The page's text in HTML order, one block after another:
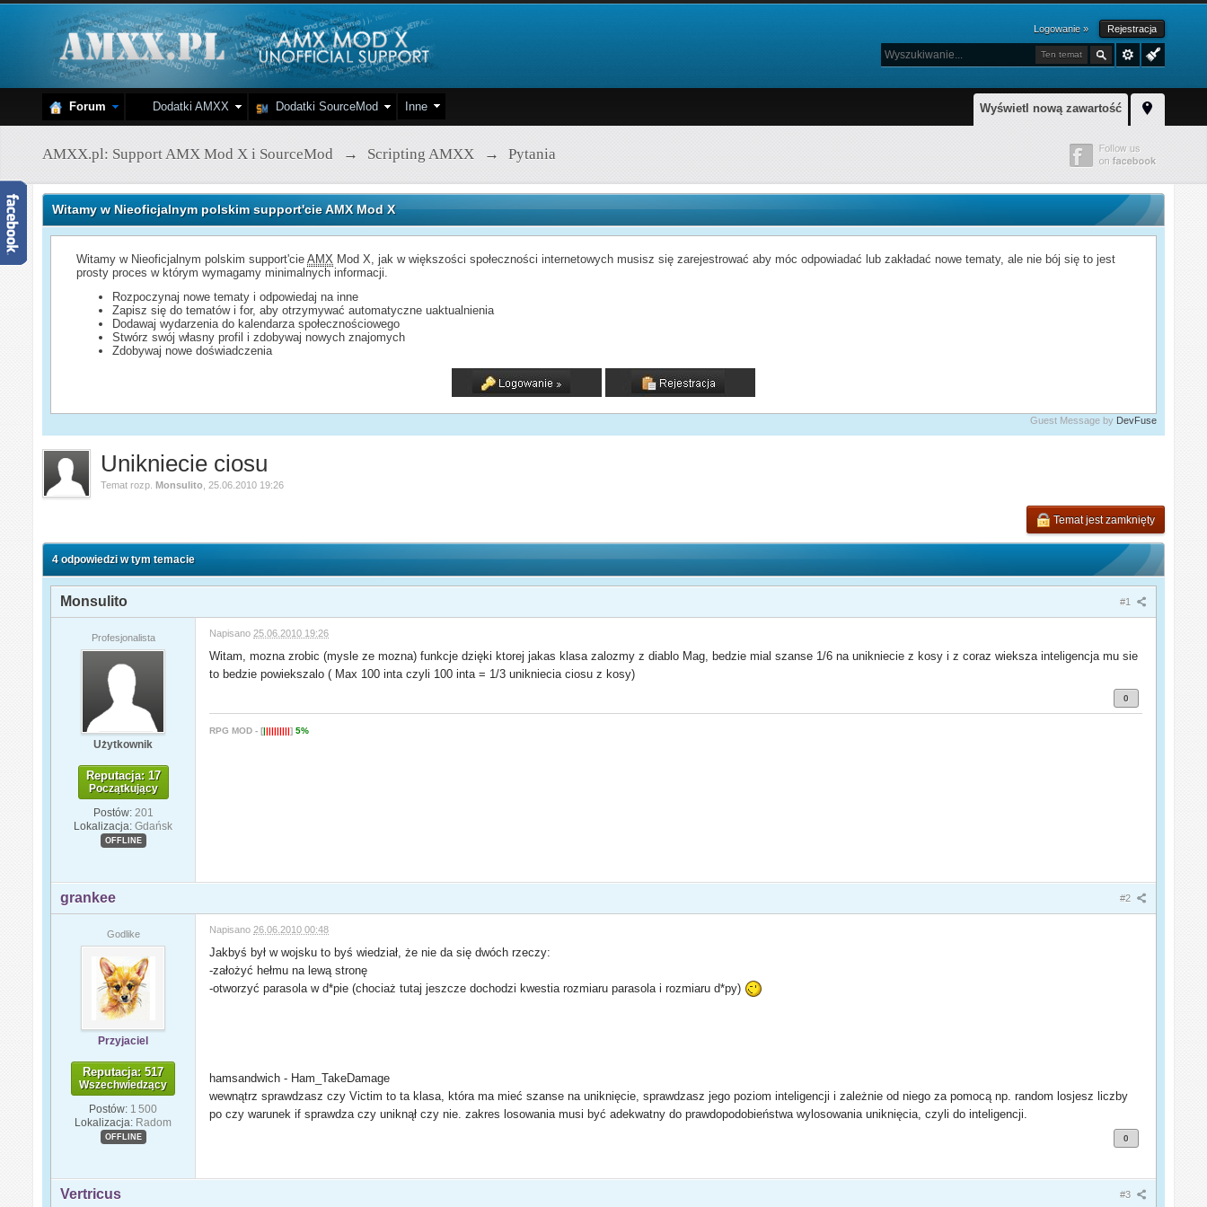
Logowanie » Rejestracja
Ten temat
Wyświetl nową zawartość
Forum Dodatki AMXX Dodatki SourceMod Inne
AMXX.pl: Support AMX Mod X i SourceMod → Scripting AMXX → Pytania
Witamy w Nieoficjalnym polskim support'cie AMX Mod X
Witamy w Nieoficjalnym polskim support'cieAMX Mod X, jak w większości społeczności internetowych musisz się zarejestrować aby móc odpowiadać lub zakładać nowe tematy, ale nie bój się to jest
prosty proces w którym wymagamy minimalnych informacji.
Rozpoczynaj nowe tematy i odpowiedaj na inne
Zapisz się do tematów i for, aby otrzymywać automatyczne uaktualnienia
Dodawaj wydarzenia do kalendarza społecznościowego
Stwórz swój własny profil i zdobywaj nowych znajomych
Zdobywaj nowe doświadczenia
Guest Message by DevFuse
Unikniecie ciosu
Temat rozp.Monsulito 25.06.2010 19:26
Temat jest zamknięty
4 odpowiedzi w tym temacie
#1
Monsulito
Profesjonalista
Użytkownik
Reputacja: 17
Początkujący
Postów: 201
Lokalizacja: Gdańsk
OFFLINE
Napisano 25.06.2010 19:26
Witam, mozna zrobic (mysle ze mozna) funkcje dzięki ktorej jakas klasa zalozmy z diablo Mag, bedzie mial szanse 1/6 na unikniecie z kosy i z coraz wieksza inteligencja mu sie
to bedzie powiekszalo ( Max 100 inta czyli 100 inta = 1/3 unikniecia ciosu z kosy)
0
RPG MOD - [||||||||||]5%
#2
grankee
Godlike
Przyjaciel
Reputacja: 517
Wszechwiedzący
Postów: 1 500
Lokalizacja: Radom
OFFLINE
Napisano 26.06.2010 00:48
Jakbyś był w wojsku to byś wiedział, że nie da się dwóch rzeczy:
-założyć hełmu na lewą stronę
-otworzyć parasola w d*pie (chociaż tutaj jeszcze dochodzi kwestia rozmiaru parasola i rozmiaru d*py)
hamsandwich - Ham_TakeDamage
wewnątrz sprawdzasz czy Victim to ta klasa, która ma mieć szanse na uniknięcie, sprawdzasz jego poziom inteligencji i zależnie od niego za pomocą np. random losjesz liczby
po czy warunek if sprawdza czy uniknął czy nie. zakres losowania musi być adekwatny do prawdopodobieństwa wylosowania uniknięcia, czyli do inteligencji.
0
#3
Vertricus